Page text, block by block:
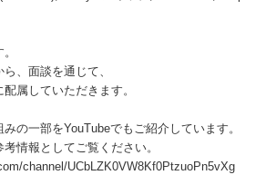
、面談を通じて、
属していただきます。
の一部をYouTubeでもご紹介しています。
情報としてご覧ください。
channel/UCbLZK0VW8Kf0PtzuoPn5vXg